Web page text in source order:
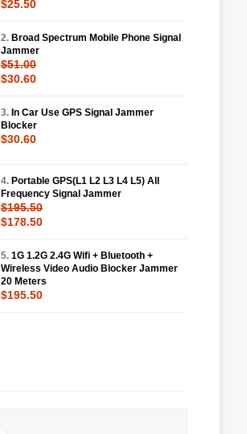
$25.50
2. Broad Spectrum Mobile Phone Signal
Jammer
$51.00
$30.60
3. In Car Use GPS Signal Jammer
Blocker
$30.60
4. Portable GPS(L1 L2 L3 L4 L5) All
Frequency Signal Jammer
$195.50
$178.50
5. 1G 1.2G 2.4G Wifi + Bluetooth +
Wireless Video Audio Blocker Jammer
20 Meters
$195.50